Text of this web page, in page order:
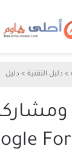
> دليل التقنية > دليل